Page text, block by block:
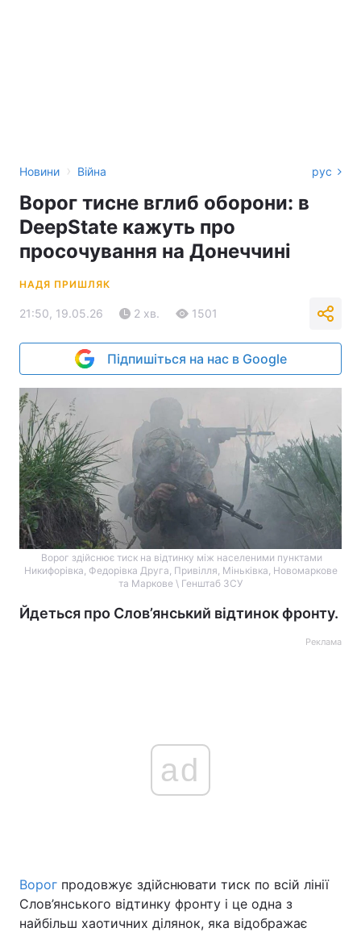
Новини › Війна рус
Ворог тисне вглиб оборони: в
DeepState кажуть про
просочування на Донеччині
НАДЯ ПРИШЛЯК
21:50, 19.05.26 2 хв. 1501
Підпишіться на нас в Google
Ворог здійснює тиск на відтинку між населеними пунктами
Никифорівка, Федорівка Друга, Привілля, Міньківка, Новомаркове
та Маркове \ Генштаб ЗСУ
Йдеться про Слов’янський відтинок фронту.
Реклама
ad
Ворог продовжує здійснювати тиск по всій лінії
Слов’янського відтинку фронту і це одна з
найбільш хаотичних ділянок, яка відображає